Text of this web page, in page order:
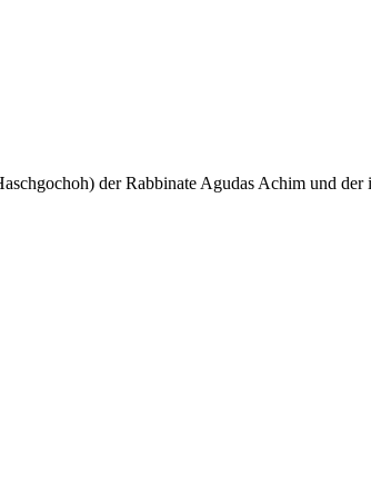
der Rabbinate Agudas Achim und